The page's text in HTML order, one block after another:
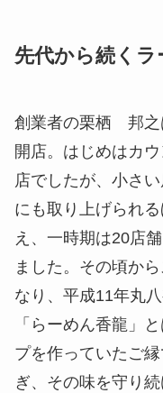
先代から続く
創業者の栗栖 邦之
開店。はじめはカ
店でしたが、小さ
にも取り上げられ
え、一時期は20店
ました。その頃か
なり、平成11年丸
「らーめん香龍」
プを作っていたご
ぎ、その味を守り続